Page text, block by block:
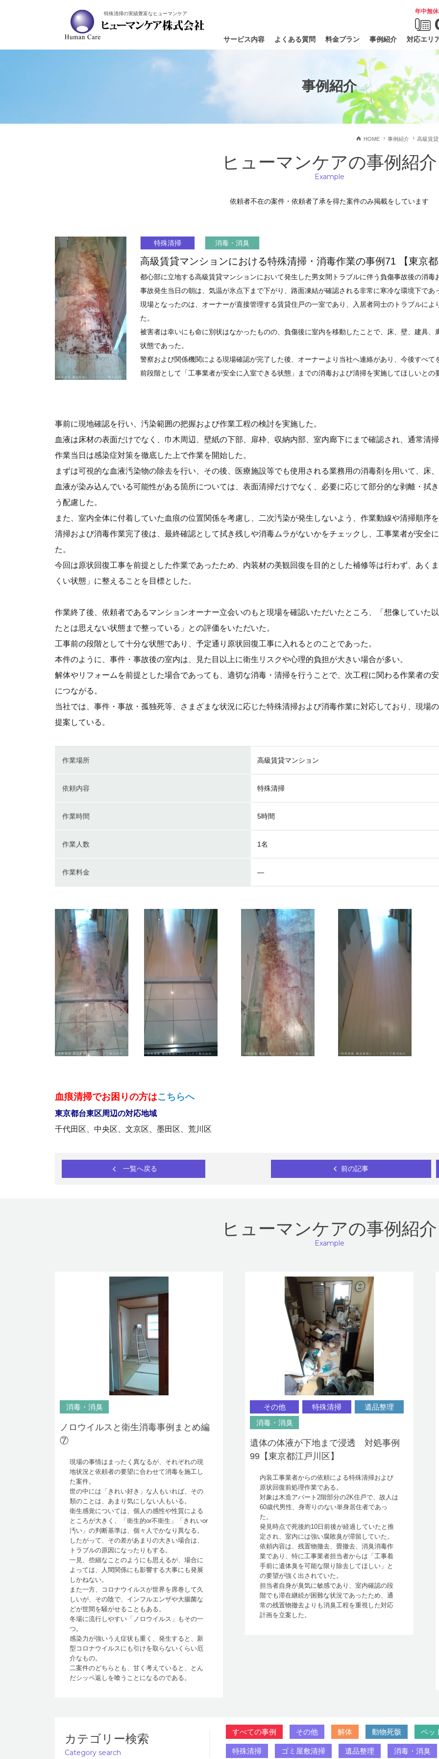
特殊清掃の実績豊富なヒューマンケア
サービス内容 よくある質問 料金プラン 事例紹介 対応エリ
年中無休
事例紹介
HOME 事例紹介 高級賃
ヒューマンケアの事例紹介
Example
依頼者不在の案件・依頼者了承を得た案件のみ掲載をしています
特殊清掃 消毒・消臭
高級賃貸マンションにおける特殊清掃・消毒作業の事例71 【東京
都心部に立地する高級賃貸マンションにおいて発生した男女間トラブルに伴う負傷事故後の消毒
事故発生当日の朝は、気温が氷点下まで下がり、路面凍結が確認される非常に寒冷な環境下であ
現場となったのは、オーナーが直接管理する賃貸住戸の一室であり、入居者同士のトラブルに
た。
被害者は幸いにも命に別状はなかったものの、負傷後に室内を移動したことで、床、壁、建具
状態であった。
警察および関係機関による現場確認が完了した後、オーナーより当社へ連絡があり、今後すべ
前段階として「工事業者が安全に入室できる状態」までの消毒および清掃を実施してほしいとの
事前に現地確認を行い、汚染範囲の把握および作業工程の検討を実施した。
血液は床材の表面だけでなく、巾木周辺、壁紙の下部、扉枠、収納内部、室内廊下にまで確認され、通常清
作業当日は感染症対策を徹底した上で作業を開始した。
まずは可視的な血液汚染物の除去を行い、その後、医療施設等でも使用される業務用の消毒剤を用いて、床
血液が染み込んでいる可能性がある箇所については、表面清掃だけでなく、必要に応じて部分的な剥離・拭
う配慮した。
また、室内全体に付着していた血痕の位置関係を考慮し、二次汚染が発生しないよう、作業動線や清掃順序
清掃および消毒作業完了後は、最終確認として拭き残しや消毒ムラがないかをチェックし、工事業者が安全
た。
今回は原状回復工事を前提とした作業であったため、内装材の美観回復を目的とした補修等は行わず、あく
くい状態」に整えることを目標とした。
作業終了後、依頼者であるマンションオーナー立会いのもと現場を確認いただいたところ、「想像していた
たとは思えない状態まで整っている」との評価をいただいた。
工事前の段階として十分な状態であり、予定通り原状回復工事に入れるとのことであった。
本件のように、事件・事故後の室内は、見た目以上に衛生リスクや心理的負担が大きい場合が多い。
解体やリフォームを前提とした場合であっても、適切な消毒・清掃を行うことで、次工程に関わる作業者の
につながる。
当社では、事件・事故・孤独死等、さまざまな状況に応じた特殊清掃および消毒作業に対応しており、現場
提案している。
作業場所 高級賃貸マンション
依頼内容 特殊清掃
作業時間 5時間
作業人数 1名
作業料金 ―
血痕清掃でお困りの方はこちらへ
東京都台東区周辺の対応地域
千代田区、中央区、文京区、墨田区、荒川区
一覧へ戻る 前の記事
ヒューマンケアの事例紹介
Example
消毒・消臭
ノロウイルスと衛生消毒事例まとめ編
⑦
現場の事情はまったく異なるが、それぞれの現
地状況と依頼者の要望に合わせて消毒を施工し
た案件。
世の中には「きれい好き」な人もいれば、その
類のことは、あまり気にしない人もいる。
衛生感覚については、個人の感性や性質による
ところが大きく、「衛生的or不衛生」「きれいor
汚い」の判断基準は、個々人でかなり異なる。
したがって、その差があまりの大きい場合は、
トラブルの原因になったりもする。
一見、些細なことのようにも思えるが、場合に
よっては、人間関係にも影響する大事にも発展
しかねない。
また一方、コロナウイルスが世界を席巻して久
しいが、その陰で、インフルエンザや大腸菌な
どが世間を騒がせることもある。
冬場に流行しやすい「ノロウイルス」もその一
つ。
感染力が強いうえ症状も重く、発生すると、新
型コロナウイルスにも引けを取らないくらい厄
介なもの。
二案件のどちらとも、甘く考えていると、とん
だシッペ返しを喰うことになるのである。
その他 特殊清掃
遺品整理
消毒・消臭
遺体の体液が下地まで浸透 対処事例
99【東京都江戸川区】
内装工事業者からの依頼による特殊清掃および
原状回復前処理作業である。
対象は木造アパート2階部分の2K住戸で、故人は
60歳代男性、身寄りのない単身居住者であっ
た。
発見時点で死後約10日前後が経過していたと推
定され、室内には強い腐敗臭が滞留していた。
依頼内容は、残置物撤去、畳撤去、消臭消毒作
業であり、特に工事業者担当者からは「工事着
手前に遺体臭を可能な限り除去してほしい」と
の要望が強く出されていた。
担当者自身が臭気に敏感であり、室内確認の段
階でも滞在継続が困難な状況であったため、通
常の残置物撤去よりも消臭工程を重視した対応
計画を立案した。
カテゴリー検索
Category search
すべての事例 その他 解体 動物死骸 ペッ
特殊清掃 ゴミ屋敷清掃 遺品整理 消毒・消臭